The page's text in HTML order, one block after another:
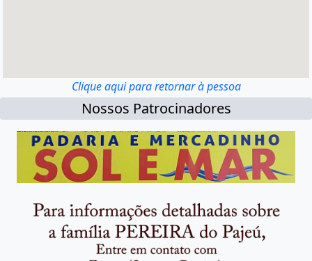
Clique aqui para retornar à pessoa
Nossos Patrocinadores